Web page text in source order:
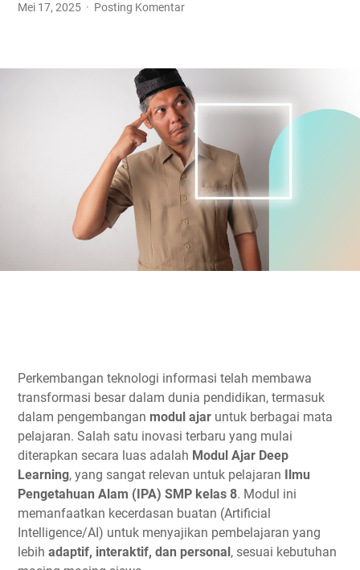
Mei 17, 2025 Posting Komentar
Perkembangan teknologi informasi telah membawa
transformasi besar dalam dunia pendidikan, termasuk
dalam pengembangan modul ajar untuk berbagai mata
pelajaran. Salah satu inovasi terbaru yang mulai
diterapkan secara luas adalah Modul Ajar Deep
Learning, yang sangat relevan untuk pelajaran Ilmu
Pengetahuan Alam (IPA) SMP kelas 8. Modul ini
memanfaatkan kecerdasan buatan (Artificial
Intelligence/AI) untuk menyajikan pembelajaran yang
lebih adaptif, interaktif, dan personal, sesuai kebutuhan